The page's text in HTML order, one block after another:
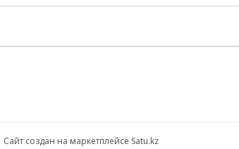
Сайт создан на маркетплейсе Satu.kz